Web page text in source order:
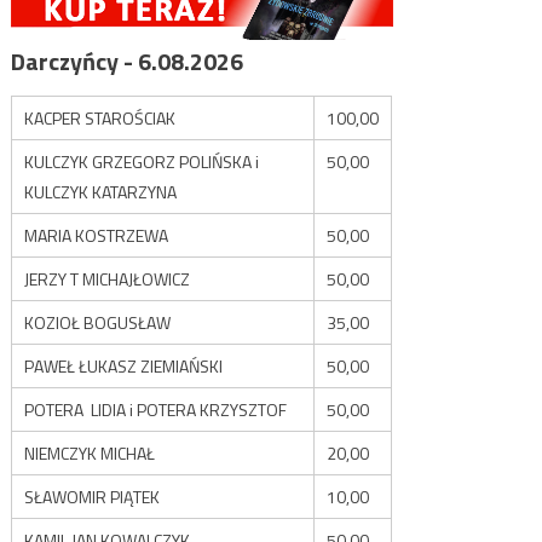
Darczyńcy - 6.08.2026
KACPER STAROŚCIAK
100,00
KULCZYK GRZEGORZ POLIŃSKA i
KULCZYK KATARZYNA
50,00
MARIA KOSTRZEWA
50,00
JERZY T MICHAJŁOWICZ
50,00
KOZIOŁ BOGUSŁAW
35,00
PAWEŁ ŁUKASZ ZIEMIAŃSKI
50,00
POTERA LIDIA i POTERA KRZYSZTOF
50,00
NIEMCZYK MICHAŁ
20,00
SŁAWOMIR PIĄTEK
10,00